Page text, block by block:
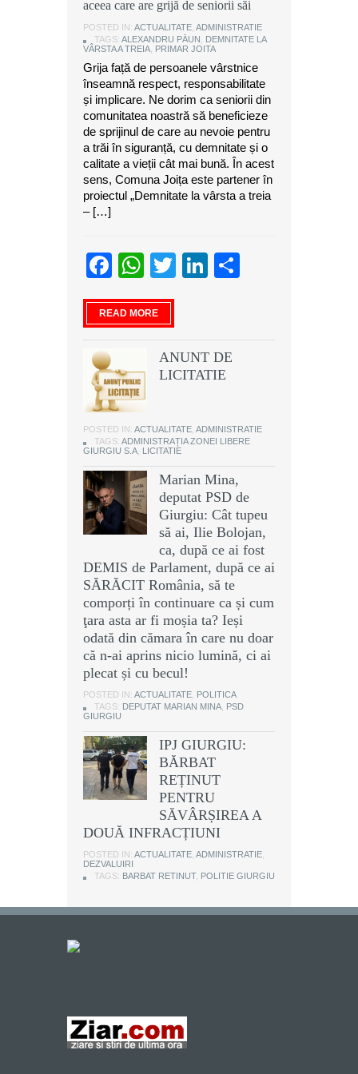
aceea care are grijă de seniorii săi
POSTED IN: ACTUALITATE ADMINISTRATIE
TAGS: ALEXANDRU PĂUN
DEMNITATE LA
VÂRSTA A TREIA PRIMAR JOITA
Grija față de persoanele vârstnice
înseamnă respect, responsabilitate
și implicare. Ne dorim ca seniorii din
comunitatea noastră să beneficieze
de sprijinul de care au nevoie pentru
a trăi în siguranță, cu demnitate și o
calitate a vieții cât mai bună. În acest
sens, Comuna Joița este partener în
proiectul „Demnitate la vârsta a treia
– […]
Facebook
WhatsApp
TwitterLinkedIn
READ MORE
ANUNT DE
LICITATIE
POSTED IN: ACTUALITATE ADMINISTRATIE
TAGS: ADMINISTRAȚIA ZONEI LIBERE
GIURGIU S.A LICITATIE
Marian Mina,
deputat PSD de
Giurgiu: Cât tupeu
să ai, Ilie Bolojan,
ca, după ce ai fost
DEMIS de Parlament, după ce ai
SĂRĂCIT România, să te
comporți în continuare ca și cum
ţara asta ar fi moșia ta? Ieși
odată din cămara în care nu doar
că n-ai aprins nicio lumină, ci ai
plecat și cu becul!
POSTED IN: ACTUALITATE POLITICA
TAGS: DEPUTAT MARIAN MINA PSD
GIURGIU
IPJ GIURGIU:
BĂRBAT
REȚINUT
PENTRU
SĂVÂRȘIREA A
DOUĂ INFRACȚIUNI
POSTED IN: ACTUALITATE ADMINISTRATIE
DEZVALUIRI
TAGS: BARBAT RETINUT, POLITIE GIURGIU